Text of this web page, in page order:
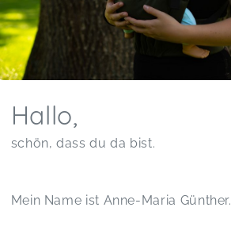
Hallo,
schön, dass du da bist.
Mein Name ist Anne-Maria Günther.